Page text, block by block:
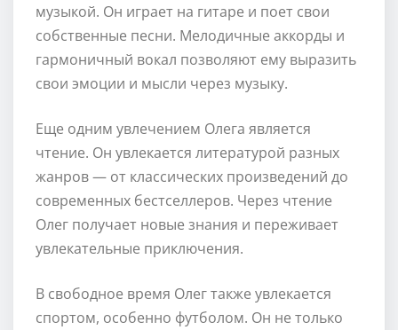
музыкой. Он играет на гитаре и поет свои
собственные песни. Мелодичные аккорды и
гармоничный вокал позволяют ему выразить
свои эмоции и мысли через музыку.
Еще одним увлечением Олега является
чтение. Он увлекается литературой разных
жанров — от классических произведений до
современных бестселлеров. Через чтение
Олег получает новые знания и переживает
увлекательные приключения.
В свободное время Олег также увлекается
спортом, особенно футболом. Он не только